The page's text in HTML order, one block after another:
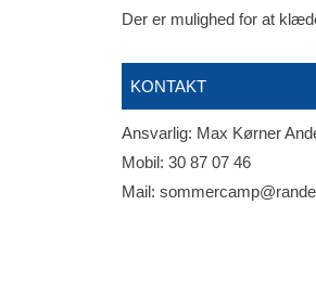
Der er mulighed for at
KONTAKT
Ansvarlig: Max Kørner
Mobil: 30 87 07 46
Mail: